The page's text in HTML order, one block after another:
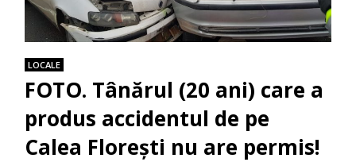
LOCALE
FOTO. Tânărul (20 ani) care a
produs accidentul de pe
Calea Floreşti nu are permis!